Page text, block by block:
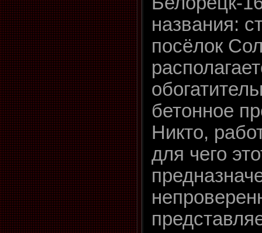
названия:
посёлок
бетонное
Никто,
для чего